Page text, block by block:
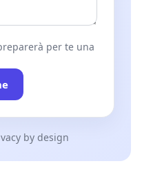
per te una
by design